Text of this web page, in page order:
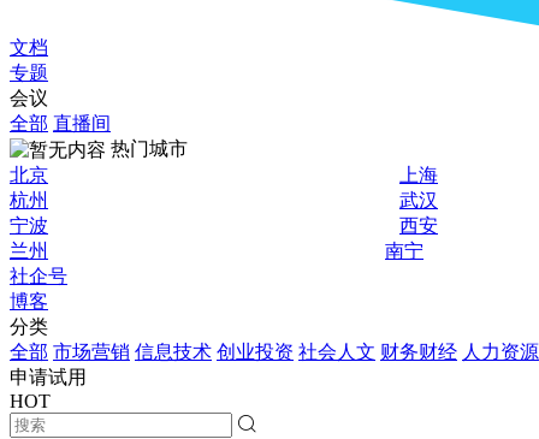
文档
专题
会议
全部 直播间
热门城市
北京
上海
杭州
武汉
宁波
西安
兰州
南宁
社企号
博客
分类
全部 市场营销 信息技术 创业投资 社会人文 财务财经 人力资源
申请试用
HOT